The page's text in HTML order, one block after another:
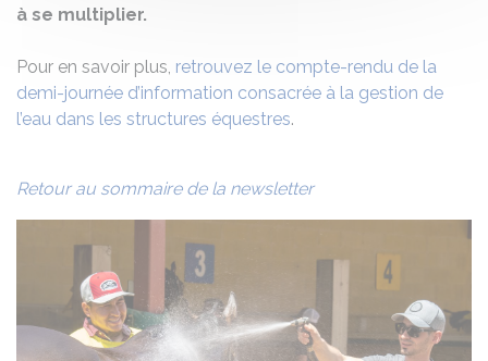
à se multiplier.
Pour en savoir plus, retrouvez le compte-rendu de la
demi-journée d’information consacrée à la gestion de
l’eau dans les structures équestres.
Retour au sommaire de la newsletter